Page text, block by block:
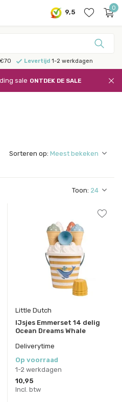
9,5
0
Levertijd1-2 werkdagen
sale ONTDEK DE SALE
Toon:
Sorteren op:
Little Dutch
IJsjes Emmerset 14 delig
Ocean Dreams Whale
Deliverytime
Op voorraad
1-2 werkdagen
10,95
Incl. btw